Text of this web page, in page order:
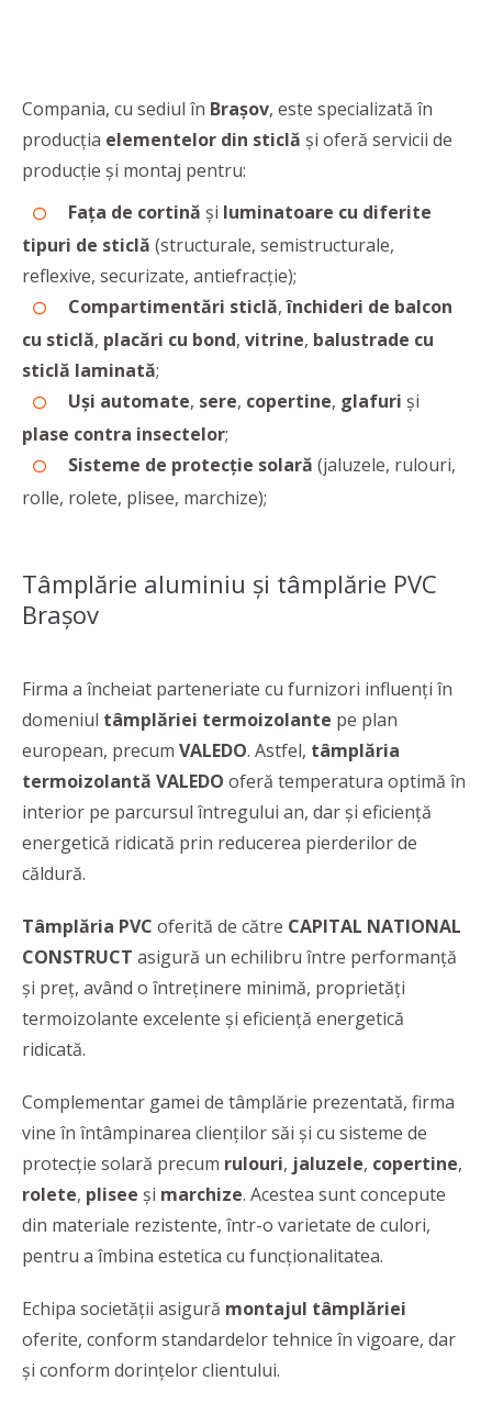
Compania, cu sediul în Brașov, este specializată în
producţia elementelor din sticlă și oferă servicii de
producţie și montaj pentru:
Fața de cortină şi luminatoare cu diferite
tipuri de sticlă (structurale, semistructurale,
reflexive, securizate, antiefracție);
Compartimentări sticlă,închideri de balcon
cu sticlă, placări cu bond, vitrine, balustrade cu
sticlă laminată;
Uși automate, sere, copertine, glafuri și
plase contra insectelor;
Sisteme de protecție solară (jaluzele, rulouri,
rolle, rolete, plisee, marchize);
Tâmplărie aluminiu şi tâmplărie PVC
Braşov
Firma a încheiat parteneriate cu furnizori influenți în
domeniul tâmplăriei termoizolante pe plan
european, precum VALEDO. Astfel, tâmplăria
termoizolantă VALEDO oferă temperatura optimă în
interior pe parcursul întregului an, dar şi eficienţă
energetică ridicată prin reducerea pierderilor de
căldură.
Tâmplăria PVC oferită de către CAPITAL NATIONAL
CONSTRUCT asigură un echilibru între performanţă
şi preţ, având o întreţinere minimă, proprietăţi
termoizolante excelente şi eficienţă energetică
ridicată.
Complementar gamei de tâmplărie prezentată, firma
vine în întâmpinarea clienţilor săi şi cu sisteme de
protecţie solară precum rulouri, jaluzele, copertine,
rolete, plisee şi marchize. Acestea sunt concepute
din materiale rezistente, într-o varietate de culori,
pentru a îmbina estetica cu funcţionalitatea.
Echipa societăţii asigură montajul tâmplăriei
oferite, conform standardelor tehnice în vigoare, dar
şi conform dorinţelor clientului.